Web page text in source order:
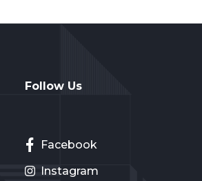
Follow Us
Facebook
Instagram